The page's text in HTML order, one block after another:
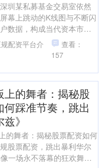
圳某私募基金交易室依然
幕上跳动的K线图与不断闪
数据，构成当代资本市场
面。当某白酒企业生态酒
大会上提出....
配资平台介
查看：
157
上的舞者：揭秘股
何踩准节奏，跳出
》
的舞者：揭秘股票配资如何
股票配资，跳出暴利华尔
一场永不落幕的狂欢舞